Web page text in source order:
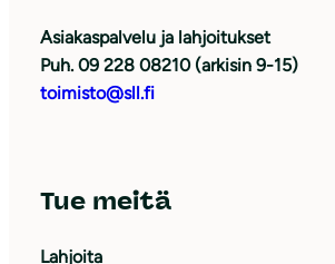
Asiakaspalvelu ja lahjoitukset
Puh. 09 228 08210 (arkisin 9-15)
toimisto@sll.fi
Tue meitä
Lahjoita